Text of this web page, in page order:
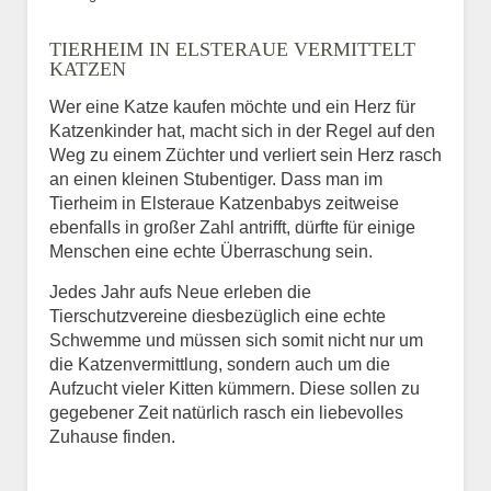
BILD HOCHLADEN
Vermisst seit
Ort des Verschwindens
TIERHEIM IN ELSTERAUE VERMITTELT
KATZEN
Wer eine Katze kaufen möchte und ein Herz für
Katzenkinder hat, macht sich in der Regel auf den
Weg zu einem Züchter und verliert sein Herz rasch
an einen kleinen Stubentiger. Dass man im
Tierheim in Elsteraue Katzenbabys zeitweise
ebenfalls in großer Zahl antrifft, dürfte für einige
Menschen eine echte Überraschung sein.
Jedes Jahr aufs Neue erleben die
Tierschutzvereine diesbezüglich eine echte
Schwemme und müssen sich somit nicht nur um
die Katzenvermittlung, sondern auch um die
Aufzucht vieler Kitten kümmern. Diese sollen zu
gegebener Zeit natürlich rasch ein liebevolles
Zuhause finden.